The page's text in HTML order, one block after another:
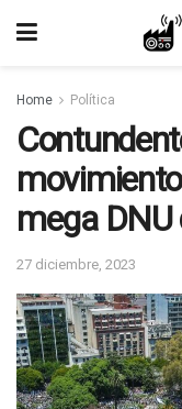
Home Política
mega DNU
27 diciembre, 2023